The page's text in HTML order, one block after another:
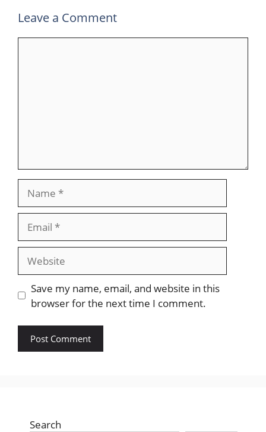
Leave a Comment
Save my name, email, and website in this
browser for the next time I comment.
Search